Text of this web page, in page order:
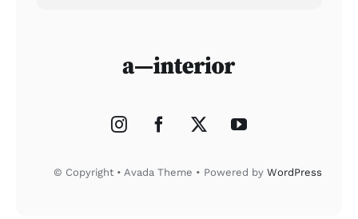
© Copyright • Avada Theme • Powered by WordPress